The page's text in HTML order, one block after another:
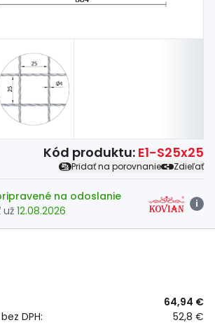
Kód produktu: E1-S25x25
Pridať na porovnanie Zdieľať
na odoslanie
už 12.08.2026
i
DPH: 52,8 €
64,94 €